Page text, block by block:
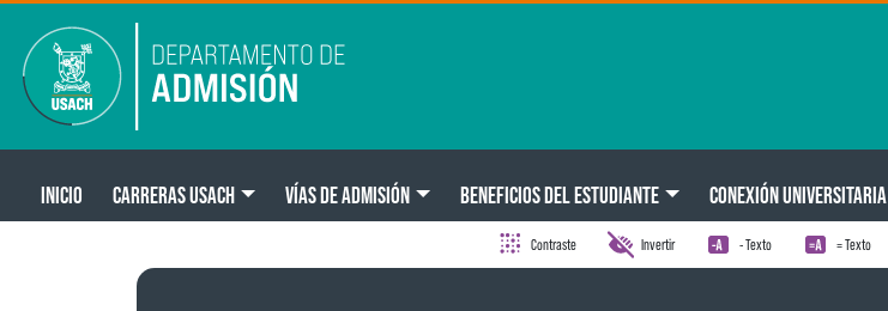
Main navigation
INICIO CARRERAS USACH VÍAS DE ADMISIÓN BENEFICIOS DEL ESTUDIANTE CONEXIÓN UNIVERSITARIA
Contraste Invertir - Texto = Texto